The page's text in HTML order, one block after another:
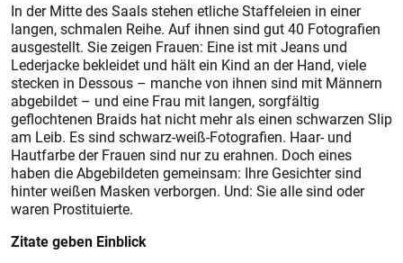
In der Mitte des Saals stehen etliche Staffeleien in einer
langen, schmalen Reihe. Auf ihnen sind gut 40 Fotografien
ausgestellt. Sie zeigen Frauen: Eine ist mit Jeans und
Lederjacke bekleidet und hält ein Kind an der Hand, viele
stecken in Dessous – manche von ihnen sind mit Männern
abgebildet – und eine Frau mit langen, sorgfältig
geflochtenen Braids hat nicht mehr als einen schwarzen Slip
am Leib. Es sind schwarz-weiß-Fotografien. Haar- und
Hautfarbe der Frauen sind nur zu erahnen. Doch eines
haben die Abgebildeten gemeinsam: Ihre Gesichter sind
hinter weißen Masken verborgen. Und: Sie alle sind oder
waren Prostituierte.
Zitate geben Einblick